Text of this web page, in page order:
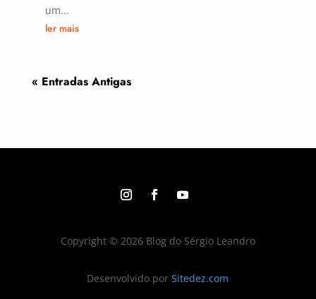
um...
ler mais
« Entradas Antigas
Copyright © 2026 Blog do Sérgio Leandro
Desenvolvido porSitedez.com